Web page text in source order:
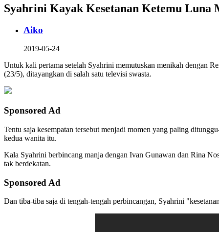
Syahrini Kayak Kesetanan Ketemu
Aiko
2019-05-24
Untuk kali pertama setelah Syahrini memutuskan menikah dengan
(23/5), ditayangkan di salah satu televisi swasta.
Sponsored Ad
Tentu saja kesempatan tersebut menjadi momen yang paling
kedua wanita itu.
Kala Syahrini berbincang manja dengan Ivan Gunawan dan Rina
tak berdekatan.
Sponsored Ad
Dan tiba-tiba saja di tengah-tengah perbincangan, Syahrini